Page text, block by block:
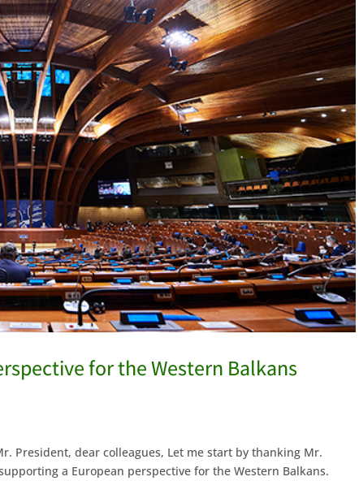
for the Western Balkans
President, dear colleagues, Let me start by thanking Mr.
a European perspective for the Western Balkans.